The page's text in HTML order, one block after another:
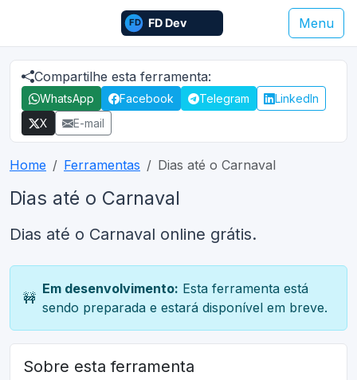
Menu
Compartilhe esta ferramenta:
WhatsApp Facebook Telegram
LinkedIn
X
E-mail
Home Ferramentas Dias até o Carnaval
Dias até o Carnaval
Dias até o Carnaval online grátis.
🚧
Em desenvolvimento: Esta ferramenta está
sendo preparada e estará disponível em breve.
Sobre esta ferramenta